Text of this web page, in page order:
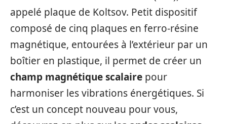
appelé plaque de Koltsov. Petit dispositif
composé de cinq plaques en ferro-résine
magnétique, entourées à l’extérieur par un
boîtier en plastique, il permet de créer un
champ magnétique scalaire pour
harmoniser les vibrations énergétiques. Si
c’est un concept nouveau pour vous,